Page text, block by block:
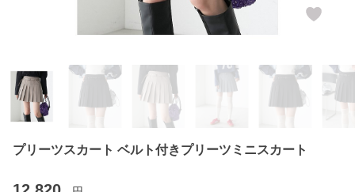
プリーツスカート ベルト付きプリーツミニスカート